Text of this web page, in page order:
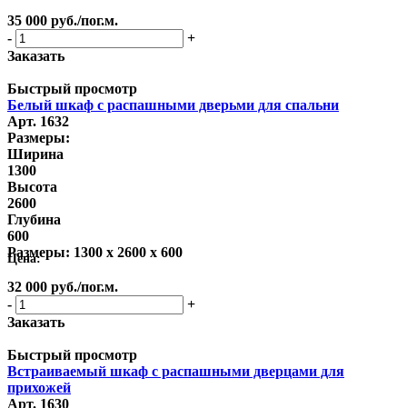
35 000 руб./пог.м.
-
+
Заказать
Быстрый просмотр
Белый шкаф с распашными дверьми для спальни
Арт. 1632
Размеры:
Ширина
1300
Высота
2600
Глубина
600
Размеры: 1300 x 2600 x 600
Цена:
32 000 руб./пог.м.
-
+
Заказать
Быстрый просмотр
Встраиваемый шкаф с распашными дверцами для
прихожей
Арт. 1630